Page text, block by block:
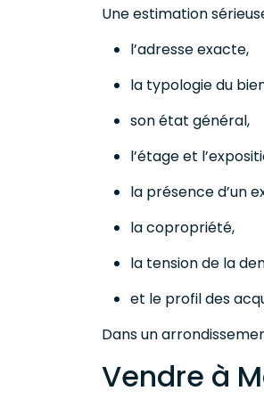
Une estimation
l’adresse exacte,
la typologie du
son état général,
l’étage et
la présence d’un
la copropriété,
la tension de la
et le profil des
Dans un
Vendre à